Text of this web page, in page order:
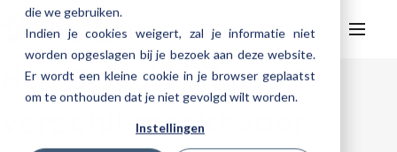
die we gebruiken.
Indien je cookies weigert, zal je informatie niet
worden opgeslagen bij je bezoek aan deze website.
Er wordt een kleine cookie in je browser geplaatst
om te onthouden dat je niet gevolgd wilt worden.
Instellingen
HelpdeskWebinars
Hoe DriveWorks het
verschil maakt voor